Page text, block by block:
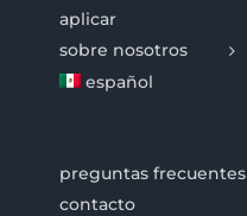
aplicar
sobre nosotros
español
preguntas frecuentes
contacto